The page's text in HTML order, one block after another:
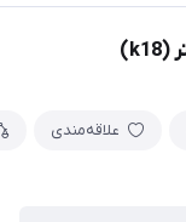
علاقه‌مندی